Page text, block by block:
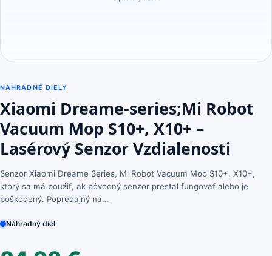
NÁHRADNÉ DIELY
Xiaomi Dreame-series;Mi Robot
Vacuum Mop S10+, X10+ –
Lasérový Senzor Vzdialenosti
Senzor Xiaomi Dreame Series, Mi Robot Vacuum Mop S10+, X10+,
ktorý sa má použiť, ak pôvodný senzor prestal fungovať alebo je
poškodený. Popredajný ná…
Náhradný diel